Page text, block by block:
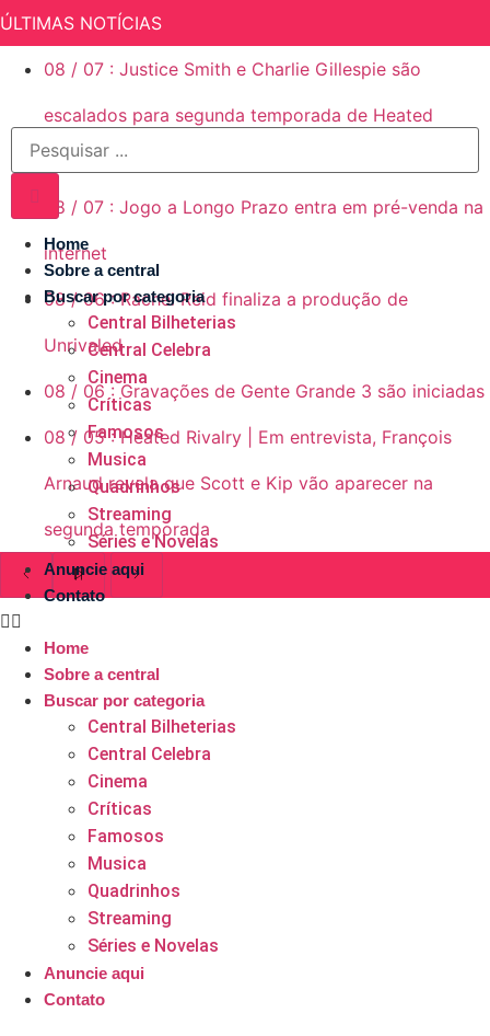
ÚLTIMAS NOTÍCIAS
08 / 07 : Justice Smith e Charlie Gillespie são
escalados para segunda temporada de Heated
Rivalry (Rivalidade Ardente)
08 / 07 : Jogo a Longo Prazo entra em pré-venda na
internet
08 / 06 : Rachel Reid finaliza a produção de
Unrivaled
08 / 06 : Gravações de Gente Grande 3 são iniciadas
08 / 05 : Heated Rivalry | Em entrevista, François
Arnaud revela que Scott e Kip vão aparecer na
segunda temporada
Home
Sobre a central
Buscar por categoria
Central Bilheterias
Central Celebra
Cinema
Críticas
Famosos
Musica
Quadrinhos
Streaming
Séries e Novelas
Anuncie aqui
Contato
Home
Sobre a central
Buscar por categoria
Central Bilheterias
Central Celebra
Cinema
Críticas
Famosos
Musica
Quadrinhos
Streaming
Séries e Novelas
Anuncie aqui
Contato